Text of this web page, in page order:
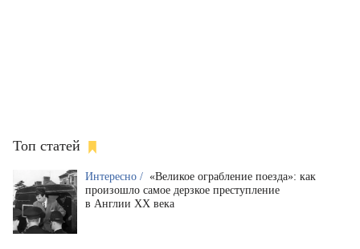
Топ статей
Интересно / «Великое ограбление поезда»: как
произошло самое дерзкое преступление
в Англии XX века